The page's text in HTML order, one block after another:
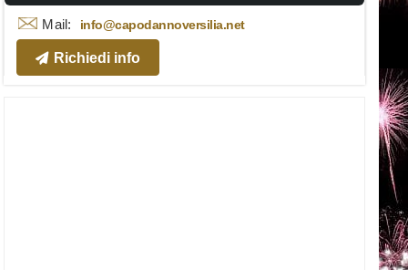
Mail: info@capodannoversilia.net
Richiedi info